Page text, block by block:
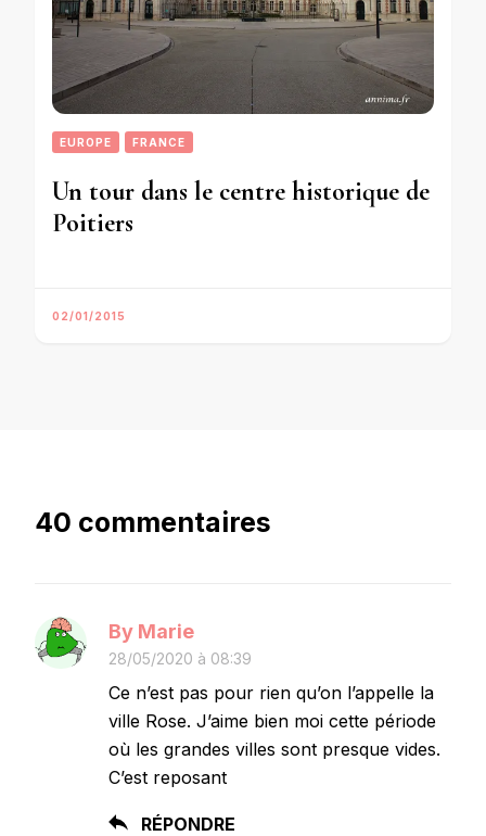
EUROPE FRANCE
Un tour dans le centre historique de
Poitiers
02/01/2015
40 commentaires
By Marie
28/05/2020 à 08:39
Ce n’est pas pour rien qu’on l’appelle la
ville Rose. J’aime bien moi cette période
où les grandes villes sont presque vides.
C’est reposant
RÉPONDRE